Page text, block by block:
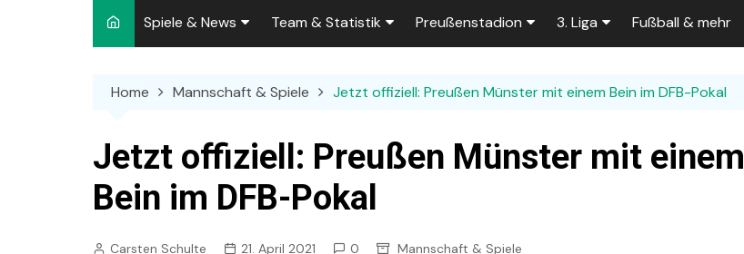
Spiele & News
Team-News
Punktspiele
Testspiele
Team & Statistik
Sperren und Ausfälle
Zuschauer-Statistik
„Kicker“ Elf des Tages
Preußenstadion
Fragen und Antworten
Stadionumbau ab 2025
3. Liga
Spielplan
Aktuelle Serien
Fußball & mehr
Home Mannschaft & Spiele Jetzt offiziell: Preußen Münster mit einem Bein im DFB-Pokal
Jetzt offiziell: Preußen Münster mit einem
Bein im DFB-Pokal
Carsten Schulte 21. April 2021 0 Mannschaft & Spiele